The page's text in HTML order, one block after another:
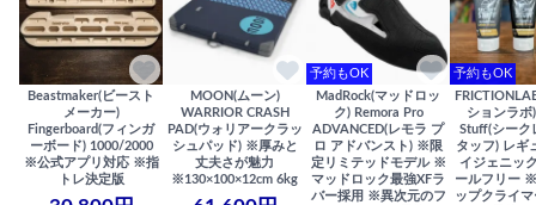
Beastmaker(ビースト
メーカー)
Fingerboard(フィンガ
ーボード) 1000/2000
※公式アプリ対応 ※指
トレ決定版
MOON(ムーン)
WARRIOR CRASH
PAD(ウォリアークラッ
シュパッド) ※厚みと
丈夫さが魅力
※130×100×12cm 6kg
予約もOK
MadRock(マッドロッ
ク) Remora Pro
ADVANCED(レモラ プ
ロ アドバンスト) ※限
定リミテッドモデル ※
マッドロック最強XFラ
バー採用 ※異次元のフ
予約もOK
ションラボ
Stuff(シーク
タッフ) レギ
イジェニッ
ールフリー
ップクライ